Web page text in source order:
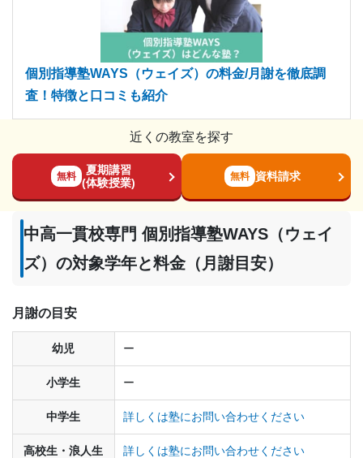
個別指導塾WAYS（ウェイズ）の料金/月謝を徹底調
査！特徴と口コミも紹介
近くの教室を探す
無料
夏期講習
(体験授業)
無料 資料請求
中高一貫校専門 個別指導塾WAYS（ウェイ
ズ）の対象学年と料金（月謝目安）
月謝の目安
幼児 ー
小学生 ー
中学生 詳しくは塾にお問い合わせください
高校生・浪人生 詳しくは塾にお問い合わせください